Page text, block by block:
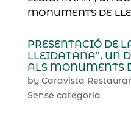
PRESENTACIÓ DE
LLEIDATANA”, UN
ALS MONUMENTS
by Caravista
Sense categoria